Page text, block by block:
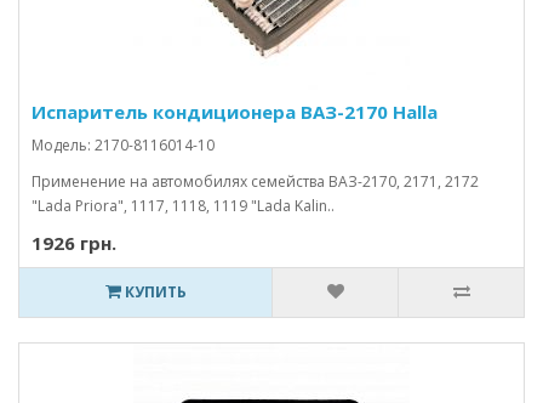
Испаритель кондиционера ВАЗ-2170 Halla
Модель: 2170-8116014-10
Применение на автомобилях семейства ВАЗ-2170, 2171, 2172
"Lada Priora", 1117, 1118, 1119 "Lada Kalin..
1926 грн.
КУПИТЬ